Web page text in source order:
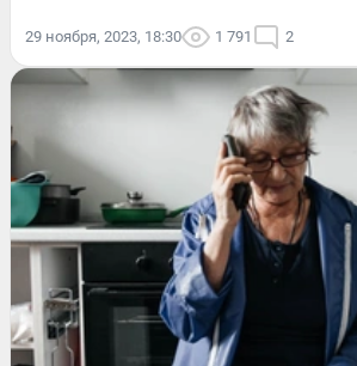
29 ноября, 2023, 18:30 1 791 2